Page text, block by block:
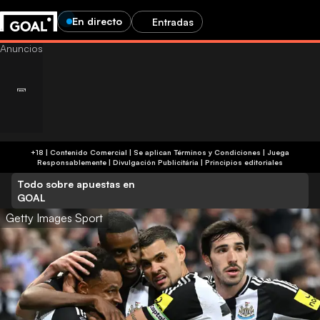
En directo Entradas
+18 | Contenido Comercial | Se aplican Términos y Condiciones | Juega
Responsablemente | Divulgación Publicitária | Principios editoriales
Todo sobre apuestas en
GOAL
Getty Images Sport